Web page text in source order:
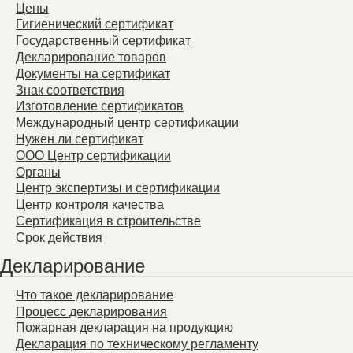
Цены
Гигиенический сертификат
Государственный сертификат
Декларирование товаров
Документы на сертификат
Знак соответствия
Изготовление сертификатов
Международный центр сертификации
Нужен ли сертификат
ООО Центр сертификации
Органы
Центр экспертизы и сертификации
Центр контроля качества
Сертификация в строительстве
Срок действия
Декларирование
Что такое декларирование
Процесс декларирования
Пожарная декларация на продукцию
Декларация по техническому регламенту